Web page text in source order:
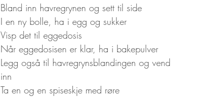
Bland inn havregrynen og sett til side
I en ny bolle, ha i egg og sukker
Visp det til eggedosis
Når eggedosisen er klar, ha i bakepulver
Legg også til havregrynsblandingen og vend
inn
Ta en og en spiseskje med røre